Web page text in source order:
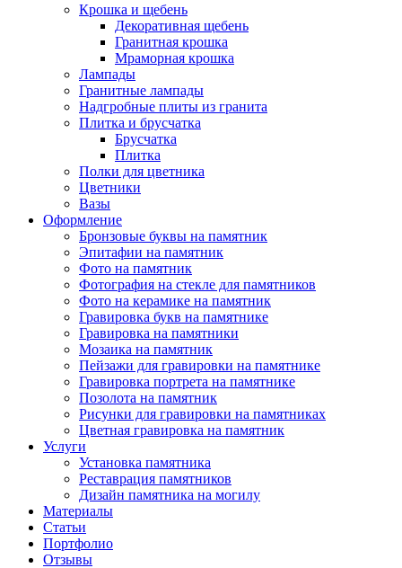
Крошка и щебень
Декоративная щебень
Гранитная крошка
Мраморная крошка
Лампады
Гранитные лампады
Надгробные плиты из гранита
Плитка и брусчатка
Брусчатка
Плитка
Полки для цветника
Цветники
Вазы
Оформление
Бронзовые буквы на памятник
Эпитафии на памятник
Фото на памятник
Фотография на стекле для памятников
Фото на керамике на памятник
Гравировка букв на памятнике
Гравировка на памятники
Мозаика на памятник
Пейзажи для гравировки на памятнике
Гравировка портрета на памятнике
Позолота на памятник
Рисунки для гравировки на памятниках
Цветная гравировка на памятник
Услуги
Установка памятника
Реставрация памятников
Дизайн памятника на могилу
Материалы
Статьи
Портфолио
Отзывы